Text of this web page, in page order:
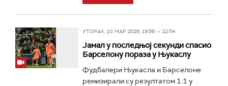
УТОРАК, 10. МАР 2026, 19:56 -> 22:54
Јамал у последњој секунди спасио
Барселону пораза у Њукаслу
Фудбалери Њукасла и Барселоне
ремизирали су резултатом 1:1 у